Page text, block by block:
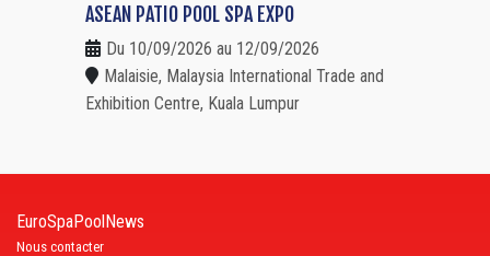
ASEAN PATIO POOL SPA EXPO
Du 10/09/2026 au 12/09/2026
Malaisie, Malaysia International Trade and
Exhibition Centre, Kuala Lumpur
EuroSpaPoolNews
Nous contacter